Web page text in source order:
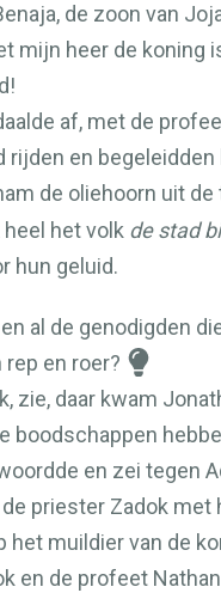
de zoon van
mijn heer de koning
af, met de
rijden en begeleidden
de oliehoorn uit
het volk de stad
hun geluid.
al de genodigden
en roer?
zie, daar kwam
boodschappen
en zei tegen
priester Zadok
het muildier van de
en de profeet